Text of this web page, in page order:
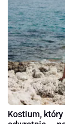
Kostium, który